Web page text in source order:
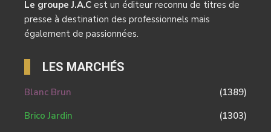
Le groupe J.A.C est un éditeur reconnu de titres de
presse à destination des professionnels mais
également de passionnées.
LES MARCHÉS
Blanc Brun
(1389)
Brico Jardin
(1303)